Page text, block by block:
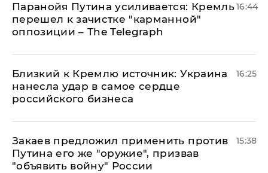
Паранойя Путина усиливается: Кремль
перешел к зачистке "карманной"
оппозиции – The Telegraph
16:44
Близкий к Кремлю источник: Украина
нанесла удар в самое сердце
российского бизнеса
16:25
Закаев предложил применить против
Путина его же "оружие", призвав
"объявить войну" России
15:38